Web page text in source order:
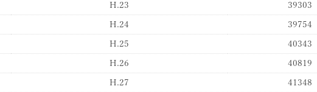
H.23 39303
H.24 39754
H.25 40343
H.26 40819
H.27 41348